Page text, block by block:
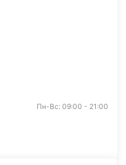
Пн-Вс: 09:00 - 21:00